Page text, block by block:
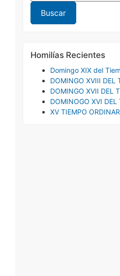
Homilías Recientes
Domingo XIX del
DOMINGO XVIII DEL
DOMINGO XVII DEL
DOMINOGO XVI DEL
XV TIEMPO